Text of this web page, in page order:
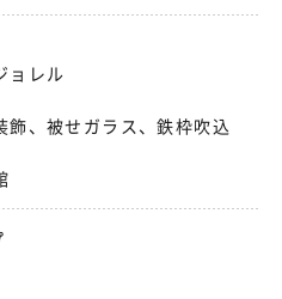
ョレル
飾、被せガラス、鉄枠吹込